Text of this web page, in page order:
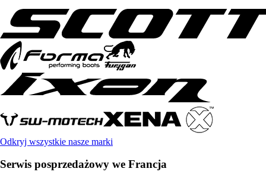
Odkryj wszystkie nasze marki
Serwis posprzedażowy we Francja